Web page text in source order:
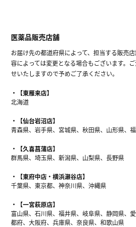
医薬品販売店舗
お届け先の都道府県によって、担当する販売
容によっては変更となる場合もございます。
せいたしますので予めご了承ください。
【東雁来店】
北海道
【仙台岩沼店】
青森県、岩手県、宮城県、秋田県、山形県、
【久喜菖蒲店】
群馬県、埼玉県、新潟県、山梨県、長野県
【東府中店・横浜瀬谷店】
千葉県、東京都、神奈川県、沖縄県
【一宮萩原店】
富山県、石川県、福井県、岐阜県、静岡県、
都府、大阪府、兵庫県、奈良県、和歌山県